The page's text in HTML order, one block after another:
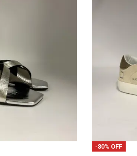
-30% OFF